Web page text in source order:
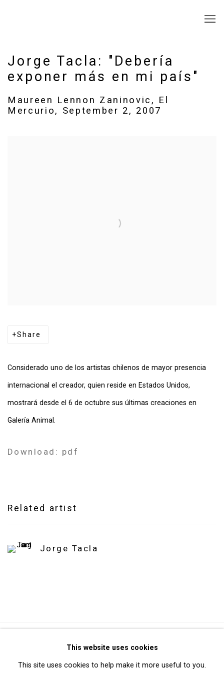
Jorge Tacla: "Debería
exponer más en mi país"
Maureen Lennon Zaninovic, El
Mercurio, September 2, 2007
Share
Considerado uno de los artistas chilenos de mayor presencia
internacional el creador, quien reside en Estados Unidos,
mostrará desde el 6 de octubre sus últimas creaciones en
Galería Animal.
Download: pdf
Related artist
Jorge Tacla
Privacy Policy Manage cookies
Copyright © 2026 Cristin Tierney Gallery
This website uses cookies
This site uses cookies to help make it more useful to you.